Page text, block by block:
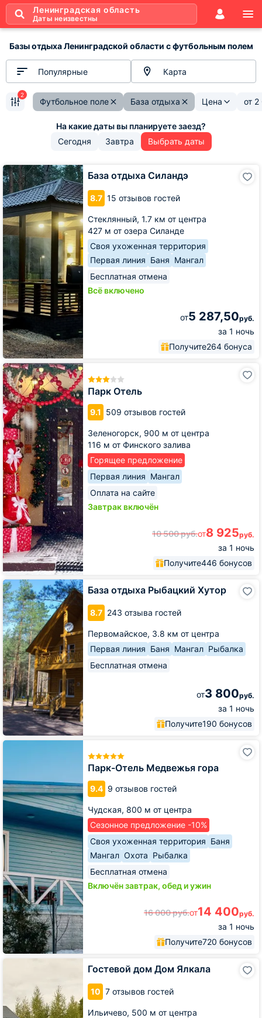
Ленинградская область
Даты неизвестны
Базы отдыха Ленинградской области с футбольным полем
Популярные Карта
Футбольное поле База отдыха Цена от 2
2
Сегодня Завтра Выбрать даты
База отдыха Силандэ
8.7 15 отзывов гостей
Стеклянный, 1.7 км от центра
427 м от озера Силанде
Своя ухоженная территория
Первая линия Баня Мангал
Бесплатная отмена
Всё включено
от5 287,50руб.
за 1 ночь
Получите264 бонуса
База
отдыха
Силандэ
Парк Отель
9.1 509 отзывов гостей
Зеленогорск, 900 м от центра
116 м от Финского залива
Горящее предложение
Первая линия Мангал
Оплата на сайте
Завтрак включён
10 500руб.от8 925руб.
за 1 ночь
Получите446 бонусов
Парк
Отель
База отдыха Рыбацкий Хутор
8.7 243 отзыва гостей
Первомайское, 3.8 км от центра
Первая линия Баня Мангал Рыбалка
Бесплатная отмена
от3 800руб.
за 1 ночь
Получите190 бонусов
База
отдыха
Рыбацкий
Хутор
Парк-Отель Медвежья гора
9.4 9 отзывов гостей
Чудская, 800 м от центра
Сезонное предложение -10%
Своя ухоженная территория Баня
Мангал Охота Рыбалка
Бесплатная отмена
Включён завтрак, обед и ужин
16 000руб.от14 400руб.
за 1 ночь
Получите720 бонусов
Парк-
Гостевой дом Дом Ялкала
10 7 отзывов гостей
Ильичево, 500 м от центра
Ялкала